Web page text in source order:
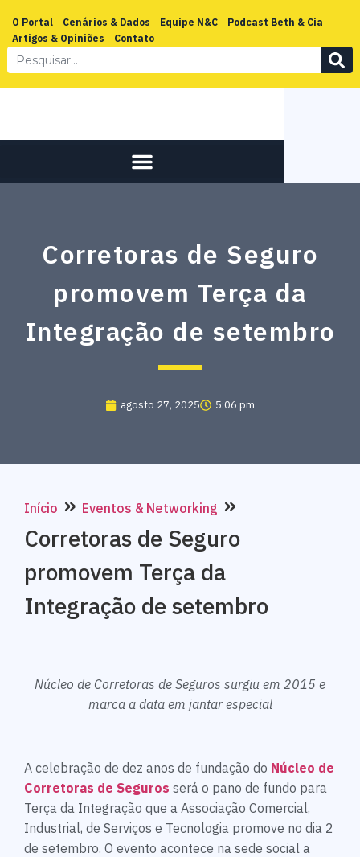
O Portal Cenários & Dados Equipe N&C
Podcast Beth & Cia
Artigos & Opiniões
Contato
Corretoras de Seguro
promovem Terça da
Integração de setembro
agosto 27, 2025 5:06 pm
Início » Eventos & Networking »
Corretoras de Seguro
promovem Terça da
Integração de setembro
Núcleo de Corretoras de Seguros surgiu em 2015 e
marca a data em jantar especial
A celebração de dez anos de fundação do Núcleo de
Corretoras de Seguros será o pano de fundo para
Terça da Integração que a Associação Comercial,
Industrial, de Serviços e Tecnologia promove no dia 2
de setembro. O evento acontece na sede social a